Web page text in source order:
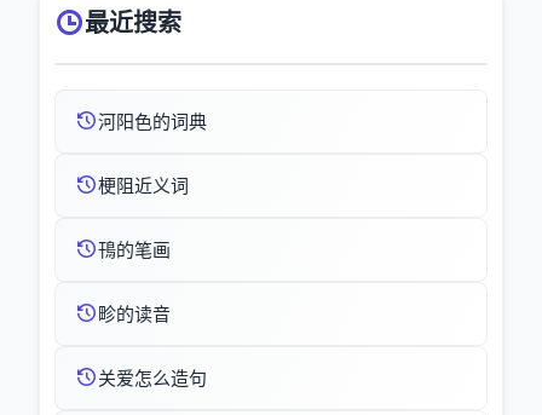
最近搜索
河阳色的词典
梗阻近义词
鳱的笔画
畛的读音
关爱怎么造句